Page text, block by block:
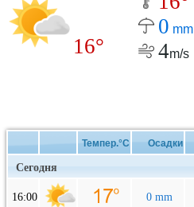
16°
0 mm
4m/s
Темпер.°C Осадки
Сегодня
16:00 0 mm